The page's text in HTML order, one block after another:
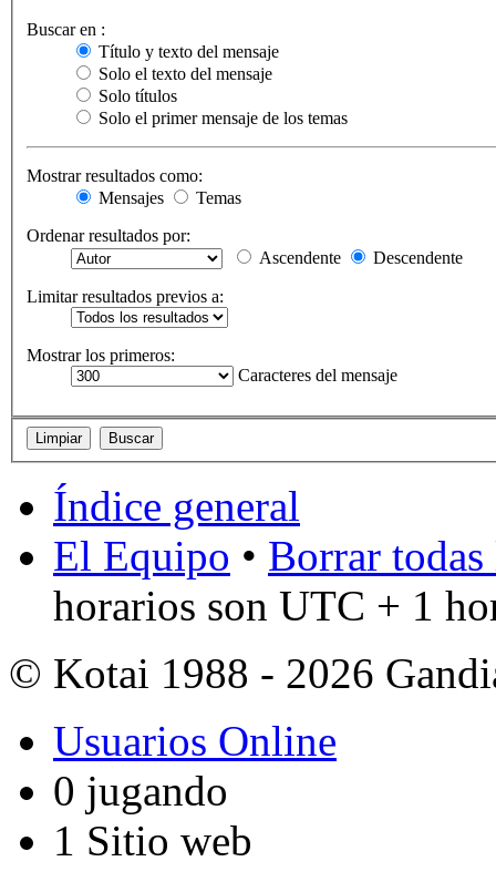
Buscar en :
Título y texto del mensaje
Solo el texto del mensaje
Solo títulos
Solo el primer mensaje de los temas
Mostrar resultados como:
Mensajes
Temas
Ordenar resultados por:
Ascendente
Descendente
Limitar resultados previos a:
Mostrar los primeros:
Caracteres del mensaje
Índice general
El Equipo • Borrar
horarios son UTC + 1
© Kotai 1988 - 2026
Usuarios Online
0 jugando
1 Sitio web